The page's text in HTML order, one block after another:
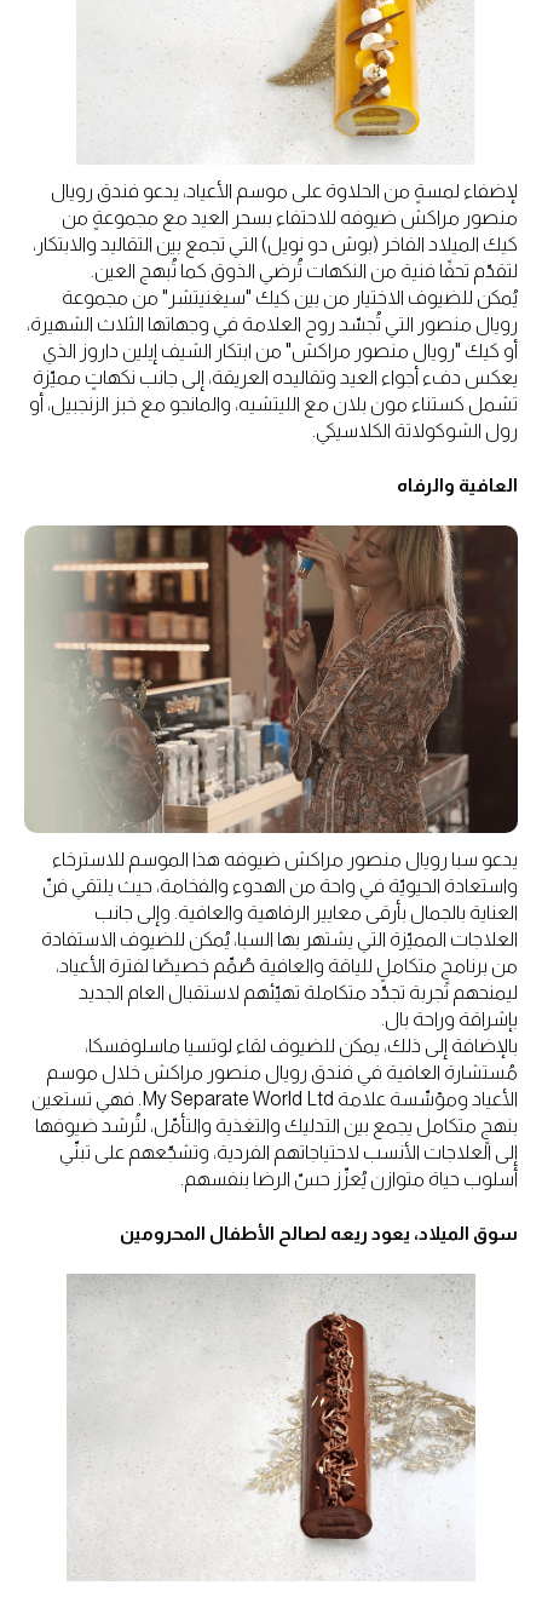
لإضفاء لمسةٍ من الحلاوة على موسم الأعياد، يدعو فندق رويال
منصور مراكش ضيوفه للاحتفاء بسحر العيد مع مجموعةٍ من
كيك الميلاد الفاخر (بوش دو نويل) التي تجمع بين التقاليد والابتكار،
لتقدّم تحفًا فنية من النكهات تُرضي الذوق كما تُبهج العين.
يُمكن للضيوف الاختيار من بين كيك "سيغنيتشر" من مجموعة
رويال منصور التي تُجسّد روح العلامة في وجهاتها الثلاث الشهيرة،
أو كيك "رويال منصور مراكش" من ابتكار الشيف إيلين داروز الذي
يعكس دفء أجواء العيد وتقاليده العريقة، إلى جانب نكهاتٍ مميّزة
تشمل كستناء مون بلان مع الليتشيه، والمانجو مع خبز الزنجبيل، أو
رول الشوكولاتة الكلاسيكي.
العافية والرفاه
يدعو سبا رويال منصور مراكش ضيوفه هذا الموسم للاسترخاء
واستعادة الحيويّة في واحة من الهدوء والفخامة، حيث يلتقي فنّ
العناية بالجمال بأرقى معايير الرفاهية والعافية. وإلى جانب
العلاجات المميّزة التي يشتهر بها السبا، يُمكن للضيوف الاستفادة
من برنامجٍ متكاملٍ للياقة والعافية صُمِّم خصيصًا لفترة الأعياد،
ليمنحهم تجربة تجدّد متكاملة تهيّئهم لاستقبال العام الجديد
بإشراقة وراحة بال.
بالإضافة إلى ذلك، يمكن للضيوف لقاء لوتسيا ماسلوفسكا،
مُستشارة العافية في فندق رويال منصور مراكش خلال موسم
الأعياد ومؤسِّسة علامة My Separate World Ltd. فهي تستعين
بنهجٍ متكامل يجمع بين التدليك والتغذية والتأمّل، لتُرشد ضيوفها
إلى العلاجات الأنسب لاحتياجاتهم الفردية، وتشجّعهم على تبنّي
أسلوب حياة متوازن يُعزّز حسّ الرضا بنفسهم.
سوق الميلاد، يعود ريعه لصالح الأطفال المحرومين